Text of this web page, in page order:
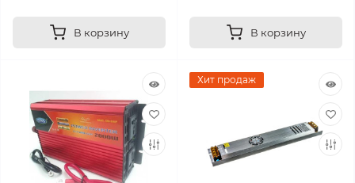
В корзину В корзину
Хит продаж